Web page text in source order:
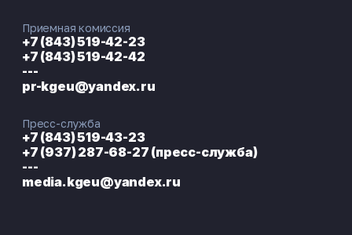
Приемная комиссия
+7 (843) 519-42-23
+7 (843) 519-42-42
---
pr-kgeu@yandex.ru
Пресс-служба
+7 (843) 519-43-23
+7 (937) 287-68-27 (пресс-служба)
---
media.kgeu@yandex.ru